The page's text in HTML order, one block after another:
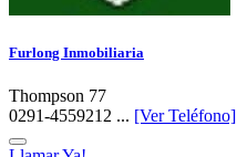
Furlong Inmobiliaria
Thompson 77
0291-4559212 ... [Ver Teléfono]